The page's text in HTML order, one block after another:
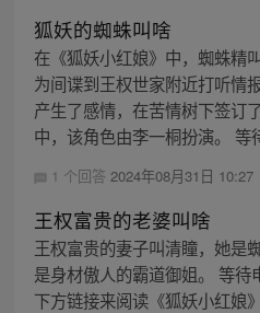
狐妖的蜘蛛叫啥
在《狐妖小红娘》中，蜘蛛精
为间谍到王权世家附近打听情
产生了感情，在苦情树下签订
中，该角色由李一桐扮演。 等
1 个回答 2024年08月31日 10:27
王权富贵的老婆叫啥
王权富贵的妻子叫清瞳，她是
是身材傲人的霸道御姐。 等
下方链接来阅读《狐妖小红娘